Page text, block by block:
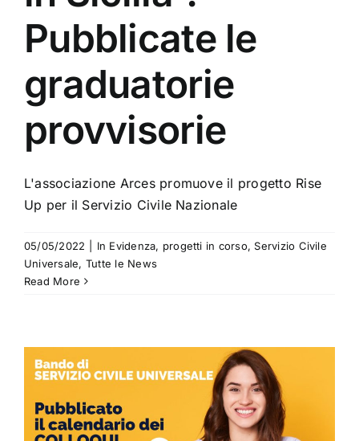
Pubblicate le
graduatorie
provvisorie
L'associazione Arces promuove il progetto Rise
Up per il Servizio Civile Nazionale
05/05/2022 In Evidenza, progetti in corso,Servizio Civile
Universale, Tutte le News
Read More